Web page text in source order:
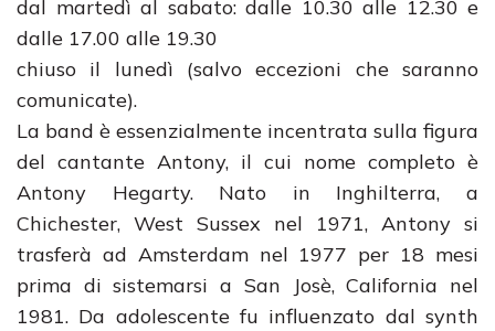
dal martedì al sabato: dalle 10.30 alle 12.30 e
dalle 17.00 alle 19.30
chiuso il lunedì (salvo eccezioni che saranno
comunicate).
La band è essenzialmente incentrata sulla figura
del cantante Antony, il cui nome completo è
Antony Hegarty. Nato in Inghilterra, a
Chichester, West Sussex nel 1971, Antony si
trasferà ad Amsterdam nel 1977 per 18 mesi
prima di sistemarsi a San Josè, California nel
1981. Da adolescente fu influenzato dal synth